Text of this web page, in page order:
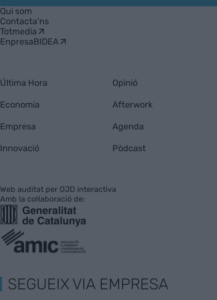
Empresa
Qui som
Contacta'ns
Totmedia
EnpresaBIDEA
Última Hora
Economia
Empresa
Innovació
Opinió
Afterwork
Agenda
Pòdcast
Web auditat per OJD interactiva
Amb la col·laboració de:
SEGUEIX VIA EMPRESA